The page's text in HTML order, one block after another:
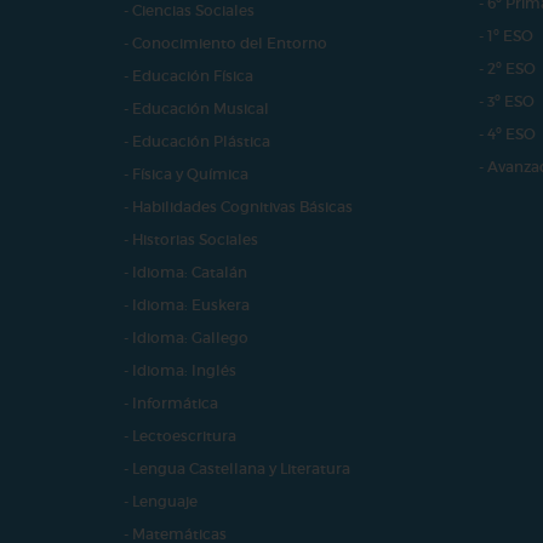
- Ciencias Sociales
- Conocimiento del Entorno
- Educación Física
- Educación Musical
- Educación Plástica
- Física y Química
- Habilidades Cognitivas Básicas
- Historias Sociales
- Idioma: Catalán
- Idioma: Euskera
- Idioma: Gallego
- Idioma: Inglés
- Informática
- Lectoescritura
- Lengua Castellana y Literatura
- Lenguaje
- Matemáticas
- 1º ESO
- 2º ESO
- 3º ESO
- 4º ESO
-